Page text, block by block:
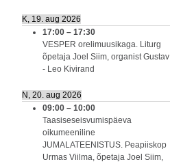
K, 19. aug 2026
17:00 – 17:30
VESPER orelimuusikaga. Liturg
õpetaja Joel Siim, organist Gustav
- Leo Kivirand
N, 20. aug 2026
09:00 – 10:00
Taasiseseisvumispäeva
oikumeeniline
JUMALATEENISTUS. Peapiiskop
Urmas Viilma, õpetaja Joel Siim,